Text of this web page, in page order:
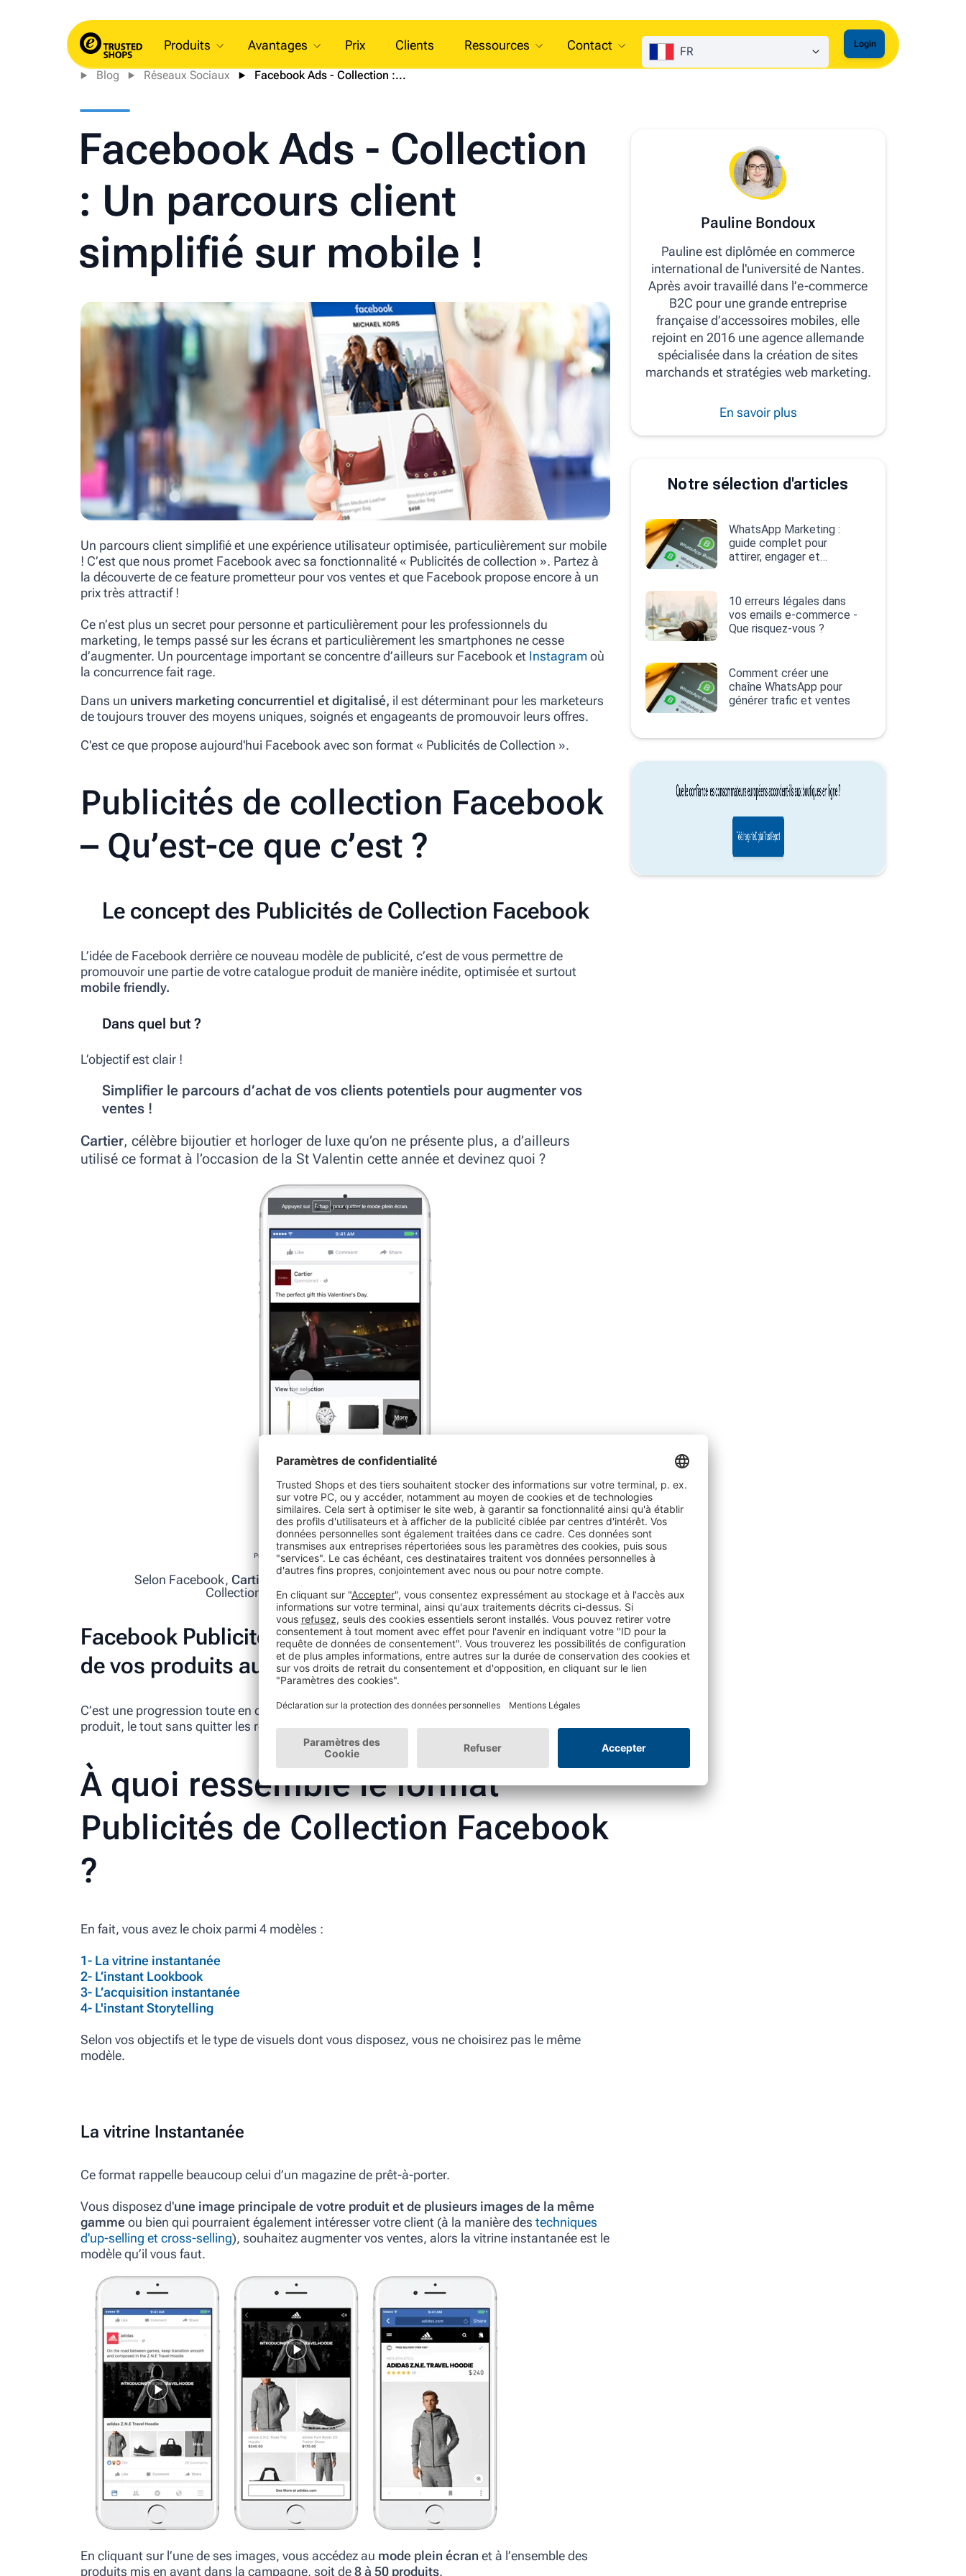
Produits Avantages Prix Clients Ressources Contact FR
Login
Blog Réseaux Sociaux Facebook Ads - Collection :...
Facebook Ads - Collection
: Un parcours client
simplifié sur mobile !
Un parcours client simplifié et une expérience utilisateur optimisée, particulièrement sur mobile
! C’est que nous promet Facebook avec sa fonctionnalité « Publicités de collection ». Partez à
la découverte de ce feature prometteur pour vos ventes et que Facebook propose encore à un
prix très attractif !
Ce n’est plus un secret pour personne et particulièrement pour les professionnels du
marketing, le temps passé sur les écrans et particulièrement les smartphones ne cesse
d’augmenter. Un pourcentage important se concentre d’ailleurs sur Facebook et Instagram où
la concurrence fait rage.
Dans un univers marketing concurrentiel et digitalisé, il est déterminant pour les marketeurs
de toujours trouver des moyens uniques, soignés et engageants de promouvoir leurs offres.
C'est ce que propose aujourd'hui Facebook avec son format « Publicités de Collection ».
Publicités de collection Facebook
– Qu’est-ce que c’est ?
Le concept des Publicités de Collection Facebook
L’idée de Facebook derrière ce nouveau modèle de publicité, c’est de vous permettre de
promouvoir une partie de votre catalogue produit de manière inédite, optimisée et surtout
mobile friendly.
Dans quel but ?
L’objectif est clair !
Simplifier le parcours d’achat de vos clients potentiels pour augmenter vos
ventes !
Cartier, célèbre bijoutier et horloger de luxe qu’on ne présente plus, a d’ailleurs
utilisé ce format à l’occasion de la St Valentin cette année et devinez quoi ?
Publicité de collection Cartier à l'occasion de la St Valentin 2019
Selon Facebook, Cartier a doublé son retour sur investissement
avec le format
Collection par rapport à ses campagnes précédentes !
Facebook Publicités de Collection : de la découverte
de vos produits au passage en caisse
C’est une progression toute en douceur et une vue sur un large choix de votre catalogue
produit, le tout sans quitter les réseaux sociaux que nous propose Facebook.
À quoi ressemble le format
Publicités de Collection Facebook
?
En fait, vous avez le choix parmi 4 modèles :
1- La vitrine instantanée
2- L’instant Lookbook
3- L’acquisition instantanée
4- L'instant Storytelling
Selon vos objectifs et le type de visuels dont vous disposez, vous ne choisirez pas le même
modèle.
La vitrine Instantanée
Ce format rappelle beaucoup celui d’un magazine de prêt-à-porter.
Vous disposez d'une image principale de votre produit et de plusieurs imagesde la même
gamme ou bien qui pourraient également intéresser votre client (à la manière des techniques
d'up-selling et cross-selling), souhaitez augmenter vos ventes, alors la vitrine instantanée est le
modèle qu’il vous faut.
En cliquant sur l’une de ses images, vous accédez au mode plein écran et à l’ensemble des
produits mis en avant dans la campagne, soit de8 à 50 produits.
Pauline Bondoux
Pauline est diplômée en commerce
international de l'université de Nantes.
Après avoir travaillé dans l’e-commerce
B2C pour une grande entreprise
française d’accessoires mobiles, elle
rejoint en 2016 une agence allemande
spécialisée dans la création de sites
marchands et stratégies web marketing.
En savoir plus
Notre sélection d'articles
WhatsApp Marketing :
guide complet pour
attirer, engager et
10 erreurs légales dans
vos emails e‑commerce -
Que risquez-vous ?
Comment créer une
chaîne WhatsApp pour
générer trafic et ventes